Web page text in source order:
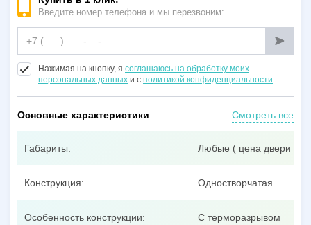
Введите номер телефона и мы перезвоним:
Нажимая на кнопку, я соглашаюсь на обработку моих
персональных данных и с политикой конфиденциальности.
Основные характеристики Смотреть все
Габариты: Любые ( цена двери
Конструкция: Одностворчатая
Особенность конструкции: С терморазрывом